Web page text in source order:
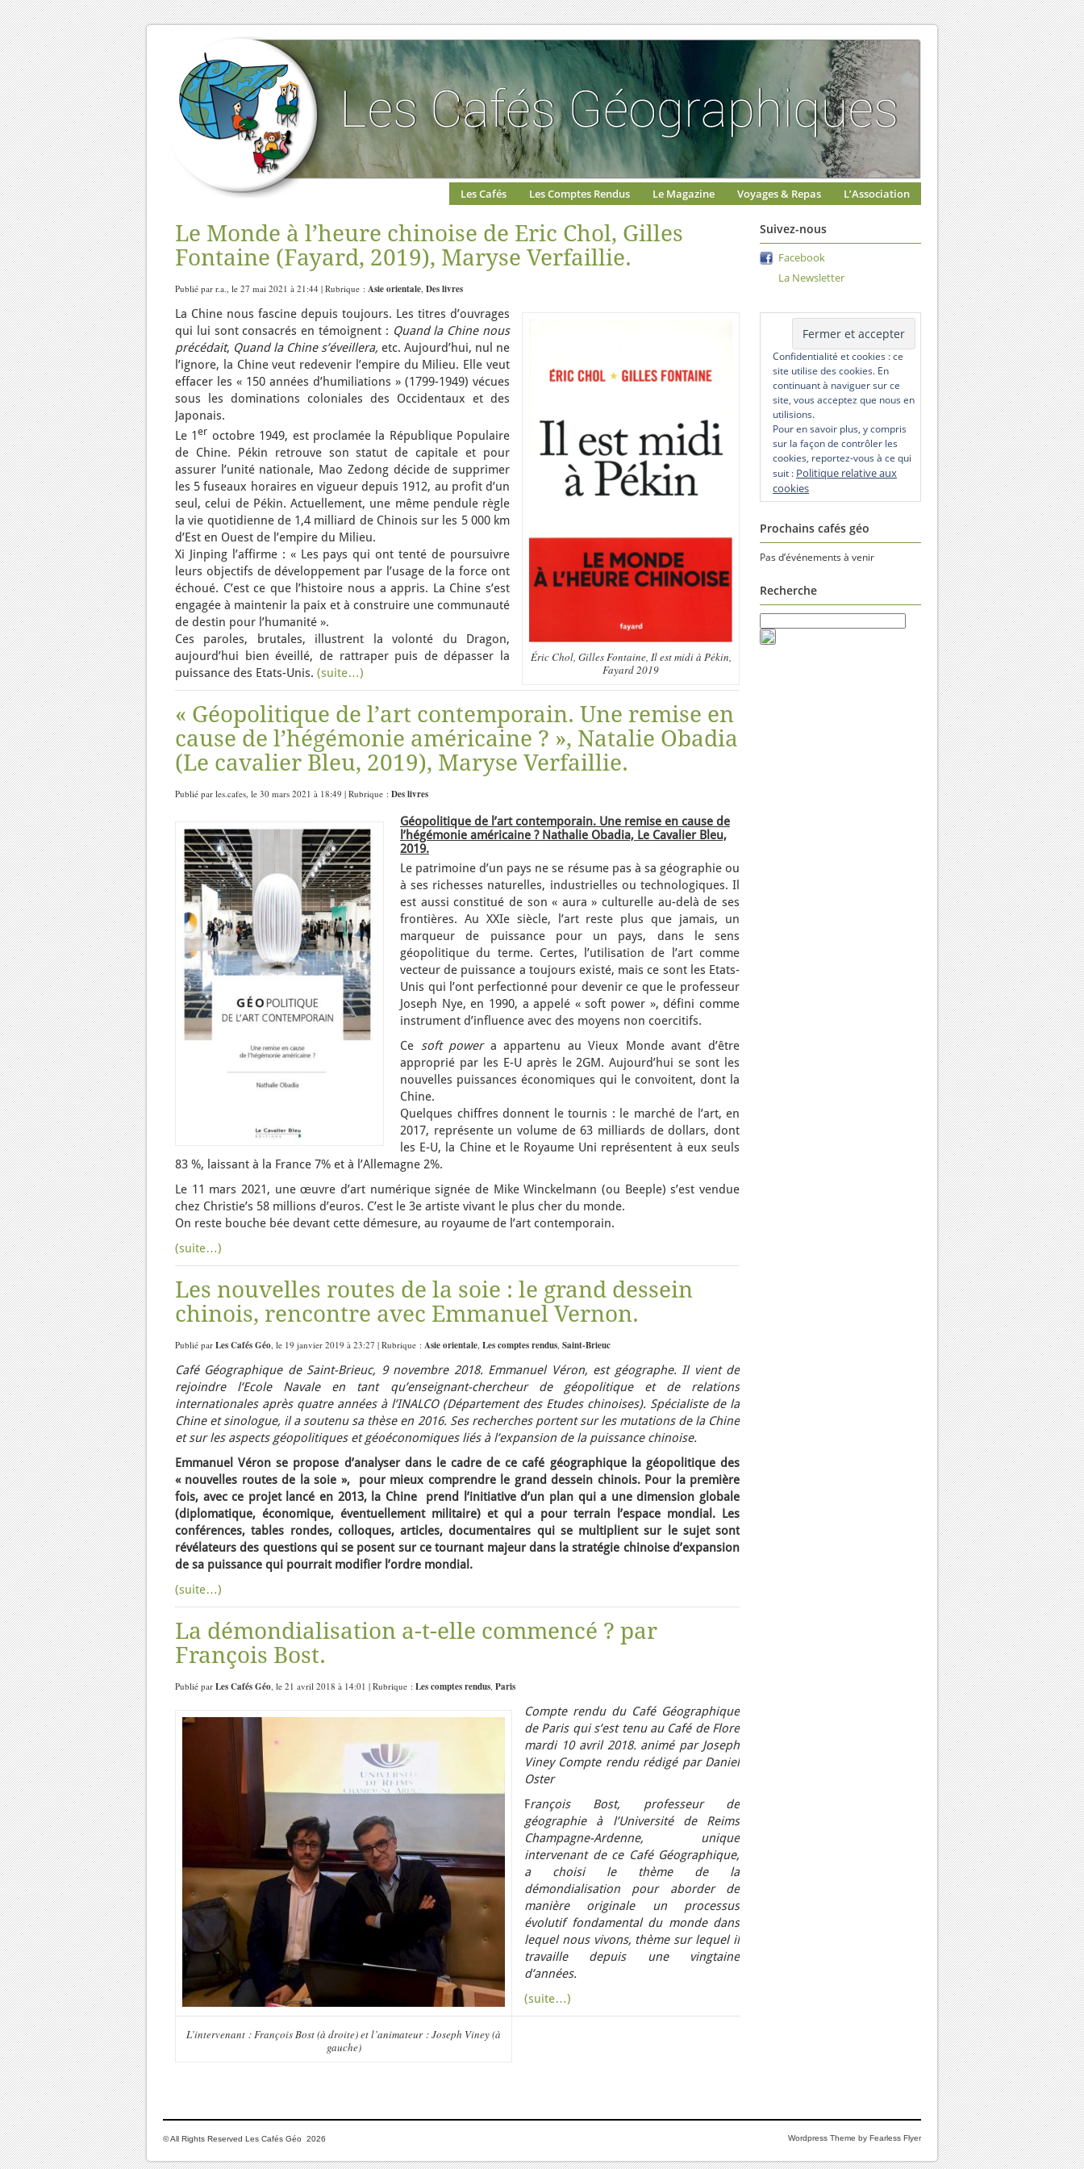
Les Cafés Les Comptes Rendus Le Magazine Voyages & Repas L’Association
Le Monde à l’heure chinoise de Eric Chol, Gilles
Fontaine (Fayard, 2019), Maryse Verfaillie.
Publié par r.a., le 27 mai 2021 à 21:44 | Rubrique : Asie orientale, Des livres
Éric Chol, Gilles Fontaine, Il est midi à Pékin,
Fayard 2019
La Chine nous fascine depuis toujours. Les titres d’ouvrages
qui lui sont consacrés en témoignent : Quand la Chine nous
précédait, Quand la Chine s’éveillera, etc. Aujourd’hui, nul ne
l’ignore, la Chine veut redevenir l’empire du Milieu. Elle veut
effacer les « 150 années d’humiliations » (1799-1949) vécues
sous les dominations coloniales des Occidentaux et des
Japonais.
Le 1er octobre 1949, est proclamée la République Populaire
de Chine. Pékin retrouve son statut de capitale et pour
assurer l’unité nationale, Mao Zedong décide de supprimer
les 5 fuseaux horaires en vigueur depuis 1912, au profit d’un
seul, celui de Pékin. Actuellement, une même pendule règle
la vie quotidienne de 1,4 milliard de Chinois sur les 5 000 km
d’Est en Ouest de l’empire du Milieu.
Xi Jinping l’affirme : « Les pays qui ont tenté de poursuivre
leurs objectifs de développement par l’usage de la force ont
échoué. C’est ce que l’histoire nous a appris. La Chine s’est
engagée à maintenir la paix et à construire une communauté
de destin pour l’humanité ».
Ces paroles, brutales, illustrent la volonté du Dragon,
aujourd’hui bien éveillé, de rattraper puis de dépasser la
puissance des Etats-Unis. (suite…)
« Géopolitique de l’art contemporain. Une remise en
cause de l’hégémonie américaine ? », Natalie Obadia
(Le cavalier Bleu, 2019), Maryse Verfaillie.
Publié par les.cafes, le 30 mars 2021 à 18:49 | Rubrique : Des livres
Géopolitique de l’art contemporain. Une remise en cause de
l’hégémonie américaine ? Nathalie Obadia, Le Cavalier Bleu,
2019.
Le patrimoine d’un pays ne se résume pas à sa géographie ou
à ses richesses naturelles, industrielles ou technologiques. Il
est aussi constitué de son « aura » culturelle au-delà de ses
frontières. Au XXIe siècle, l’art reste plus que jamais, un
marqueur de puissance pour un pays, dans le sens
géopolitique du terme. Certes, l’utilisation de l’art comme
vecteur de puissance a toujours existé, mais ce sont les Etats-
Unis qui l’ont perfectionné pour devenir ce que le professeur
Joseph Nye, en 1990, a appelé « soft power », défini comme
instrument d’influence avec des moyens non coercitifs.
Ce soft powera appartenu au Vieux Monde avant d’être
approprié par les E-U après le 2GM. Aujourd’hui se sont les
nouvelles puissances économiques qui le convoitent, dont la
Chine.
Quelques chiffres donnent le tournis : le marché de l’art, en
2017, représente un volume de 63 milliards de dollars, dont
les E-U, la Chine et le Royaume Uni représentent à eux seuls
83 %, laissant à la France 7% et à l’Allemagne 2%.
Le 11 mars 2021, une œuvre d’art numérique signée de Mike Winckelmann (ou Beeple) s’est vendue
chez Christie’s 58 millions d’euros. C’est le 3e artiste vivant le plus cher du monde.
On reste bouche bée devant cette démesure, au royaume de l’art contemporain.
(suite…)
Les nouvelles routes de la soie : le grand dessein
chinois, rencontre avec Emmanuel Vernon.
Publié par Les Cafés Géo, le 19 janvier 2019 à 23:27 | Rubrique : Asie orientale, Les comptes rendus, Saint-Brieuc
Café Géographique de Saint-Brieuc, 9 novembre 2018. Emmanuel Véron, est géographe. Il vient de
rejoindre l’Ecole Navale en tant qu’enseignant-chercheur de géopolitique et de relations
internationales après quatre années à l’INALCO (Département des Etudes chinoises). Spécialiste de la
Chine et sinologue, il a soutenu sa thèse en 2016. Ses recherches portent sur les mutations de la Chine
et sur les aspects géopolitiques et géoéconomiques liés à l’expansion de la puissance chinoise.
Emmanuel Véron se propose d’analyser dans le cadre de ce café géographique la géopolitique des
« nouvelles routes de la soie », pour mieux comprendre le grand dessein chinois. Pour la première
fois, avec ce projet lancé en 2013, la Chine prend l’initiative d’un plan qui a une dimension globale
(diplomatique, économique, éventuellement militaire) et qui a pour terrain l’espace mondial. Les
conférences, tables rondes, colloques, articles, documentaires qui se multiplient sur le sujet sont
révélateurs des questions qui se posent sur ce tournant majeur dans la stratégie chinoise d’expansion
de sa puissance qui pourrait modifier l’ordre mondial.
(suite…)
La démondialisation a-t-elle commencé ? par
François Bost.
Publié par Les Cafés Géo, le 21 avril 2018 à 14:01 | Rubrique : Les comptes rendus, Paris
L’intervenant : François Bost (à droite) et l’animateur : Joseph Viney (à
gauche)
Compte rendu du Café Géographique
de Paris qui s’est tenu au Café de Flore
mardi 10 avril 2018. animé par Joseph
Viney Compte rendu rédigé par Daniel
Oster
François Bost, professeur de
géographie à l’Université de Reims
Champagne-Ardenne, unique
intervenant de ce Café Géographique,
a choisi le thème de la
démondialisation pour aborder de
manière originale un processus
évolutif fondamental du monde dans
lequel nous vivons, thème sur lequel il
travaille depuis une vingtaine
d’années.
(suite…)
Suivez-nous
Facebook
La Newsletter
Confidentialité et cookies : ce
site utilise des cookies. En
continuant à naviguer sur ce
site, vous acceptez que nous en
utilisions.
Pour en savoir plus, y compris
sur la façon de contrôler les
cookies, reportez-vous à ce qui
suit : Politique relative aux
cookies
Prochains cafés géo
Pas d’événements à venir
Recherche
© All Rights Reserved Les Cafés Géo 2026 Wordpress Theme by Fearless Flyer